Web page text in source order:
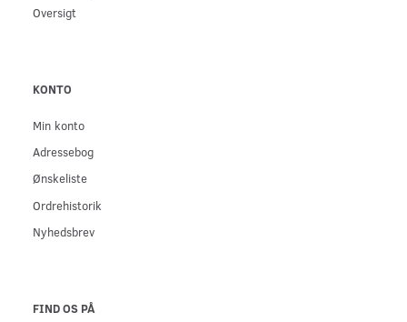
Oversigt
KONTO
Min konto
Adressebog
Ønskeliste
Ordrehistorik
Nyhedsbrev
FIND OS PÅ